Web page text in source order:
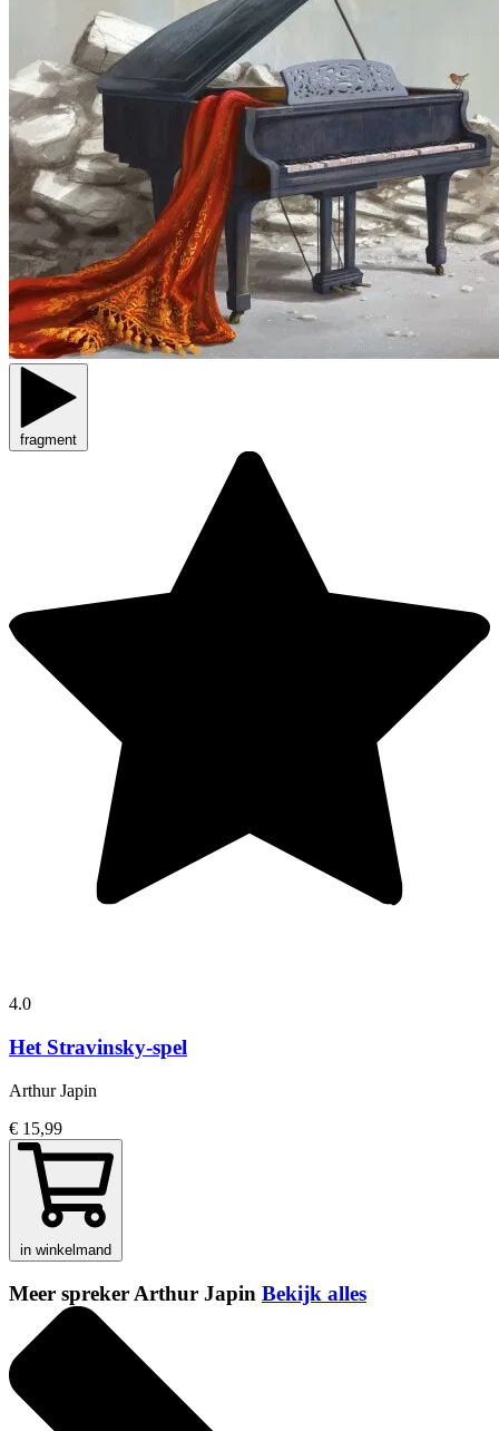
fragment
4.0
Het Stravinsky-spel
Arthur Japin
€ 15,99
in winkelmand
Meer spreker Arthur Japin Bekijk alles